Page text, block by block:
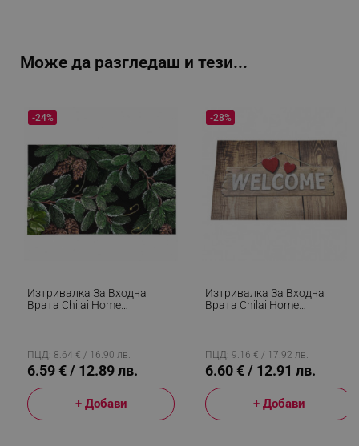
Може да разгледаш и тези...
Изтривалка За Входна
Врата Chilai Home
-24%
ПЦД: 8.64 € / 16.90 лв.
6.59 € / 12.89 лв.
+ Добави
Изтривалка За Входна
Врата Chilai Home
-28%
ПЦД: 9.16 € / 17.92 лв.
6.60 € / 12.91 лв.
+ Добави